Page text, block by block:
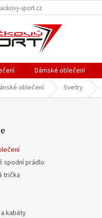
sport.cz
Dámské oblečení
oblečení Svetry
spodní prádlo
trička
kabáty